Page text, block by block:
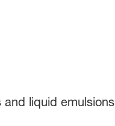
liquid emulsions